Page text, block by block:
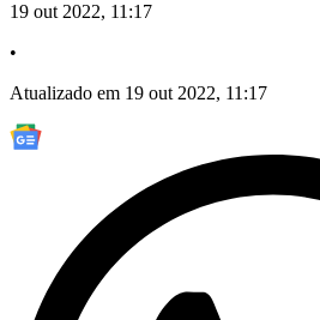
19 out 2022, 11:17
•
Atualizado em 19 out 2022, 11:17